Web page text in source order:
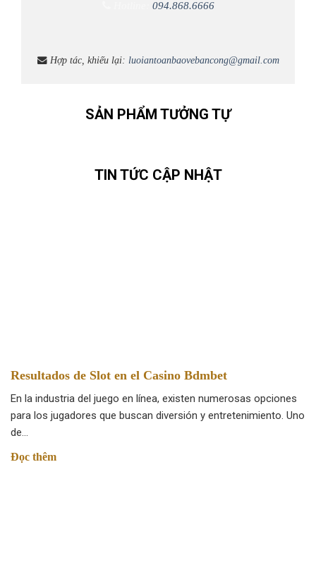
094.868.6666
Hợp tác, khiếu lại: luoiantoanbaovebancong@gmail.com
SẢN PHẨM TƯỞNG TỰ
TIN TỨC CẬP NHẬT
Resultados de Slot en el Casino Bdmbet
En la industria del juego en línea, existen numerosas opciones
para los jugadores que buscan diversión y entretenimiento. Uno
de…
Đọc thêm